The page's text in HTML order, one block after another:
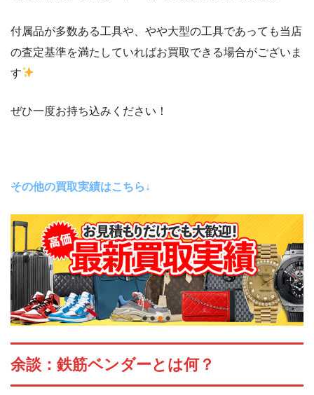
付属品が多数ある工具や、やや大型の工具であっても当店
の査定基準を満たしていればお買取できる場合がございま
す
ぜひ一度お持ち込みください！
その他の買取実績はこちら↓
余談：鉄筋ベンダーとは何？